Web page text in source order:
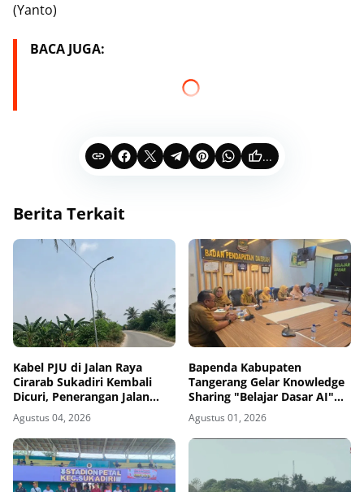
(Yanto)
BACA JUGA:
...
Berita Terkait
Kabel PJU di Jalan Raya
Cirarab Sukadiri Kembali
Dicuri, Penerangan Jalan
Gelap Gulita
Agustus 04, 2026
Bapenda Kabupaten
Tangerang Gelar Knowledge
Sharing "Belajar Dasar AI"
dalam KATALIS P2DD X
DIGDAYA
Agustus 01, 2026